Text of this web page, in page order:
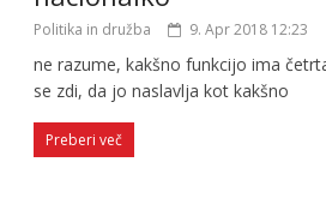
Politika in družba 9. Apr 2018 12:23
ne razume, kakšno funkcijo ima
se zdi, da jo naslavlja kot kakšno
Preberi več